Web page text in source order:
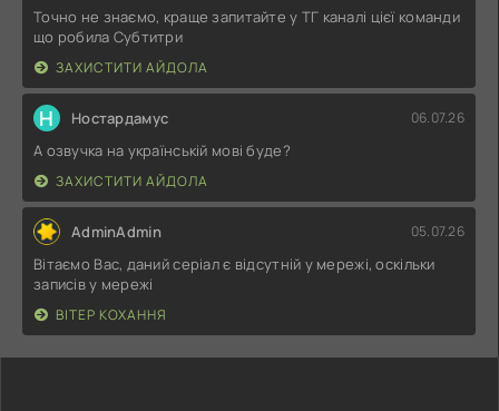
Точно не знаємо, краще запитайте у ТГ каналі цієї команди
що робила Субтитри
ЗАХИСТИТИ АЙДОЛА
Н Ностардамус 06.07.26
А озвучка на українській мові буде?
ЗАХИСТИТИ АЙДОЛА
AdminAdmin 05.07.26
Вітаємо Вас, даний серіал є відсутній у мережі, оскільки
записів у мережі
ВІТЕР КОХАННЯ